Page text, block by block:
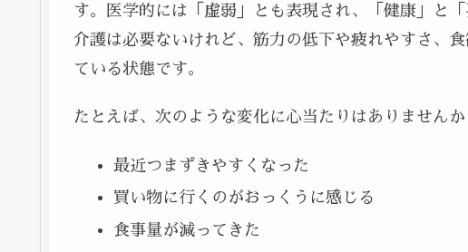
す。医学的には「虚弱」とも表現され、「健康」と
介護は必要ないけれど、筋力の低下や疲れやすさ、
ている状態です。
たとえば、次のような変化に心当たりはありませんか
最近つまずきやすくなった
買い物に行くのがおっくうに感じる
食事量が減ってきた